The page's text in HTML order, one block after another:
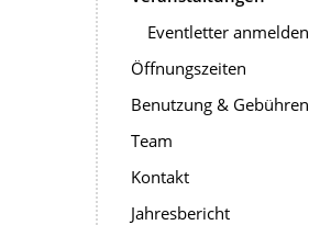
Eventletter anmelden
Öffnungszeiten
Benutzung & Gebühren
Team
Kontakt
Jahresbericht